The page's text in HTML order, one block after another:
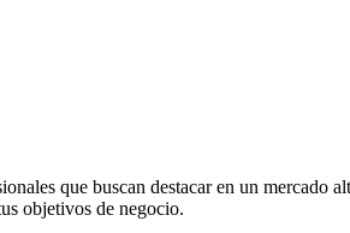
que buscan destacar en un mercado
objetivos de negocio.